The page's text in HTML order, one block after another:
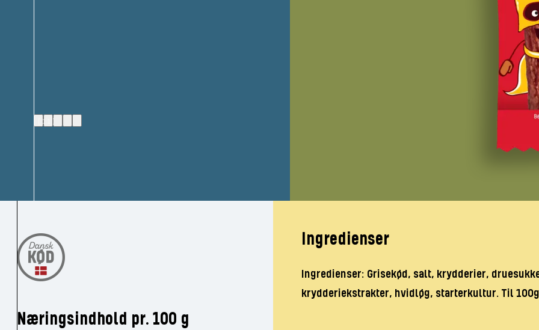
(11)
Næringsindhold pr. 100 g
Ingredienser
Ingredienser: Grisekød, salt, krydderier,
krydderiekstrakter, hvidløg, starterkultur. Til